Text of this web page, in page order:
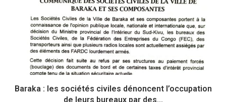
Baraka : les sociétés civiles dénoncent l’occupation
de leurs bureaux par des...